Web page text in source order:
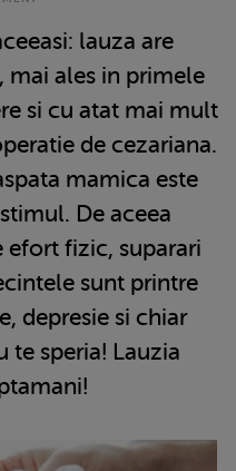
lauza are
mai ales in primele
si cu atat mai mult
de cezariana.
mamica este
De aceea
efort fizic, suparari
sunt printre
depresie si chiar
te speria! Lauzia